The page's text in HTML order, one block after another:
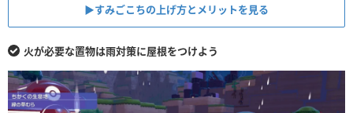
▶︎すみごこちの上げ方とメリットを見る
火が必要な置物は雨対策に屋根をつけよう